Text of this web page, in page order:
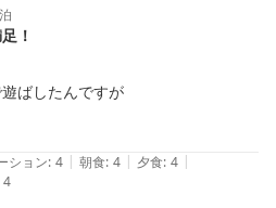
！
ばしたんですが
ション: 4 | 朝食: 4 | 夕食: 4 |
4